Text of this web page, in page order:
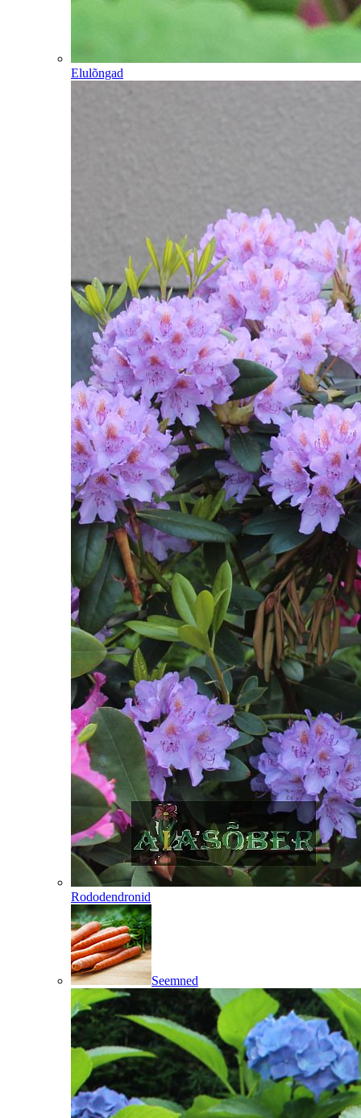
Elulõngad
Rododendronid
Seemned